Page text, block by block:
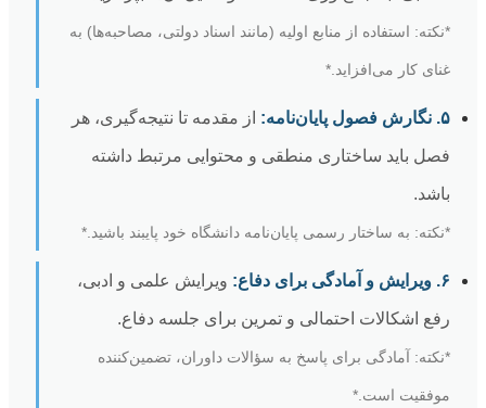
*نکته: استفاده از منابع اولیه (مانند اسناد دولتی، مصاحبه‌ها) به
غنای کار می‌افزاید.*
۵. نگارش فصول پایان‌نامه: از مقدمه تا نتیجه‌گیری، هر
فصل باید ساختاری منطقی و محتوایی مرتبط داشته
باشد.
*نکته: به ساختار رسمی پایان‌نامه دانشگاه خود پایبند باشید.*
۶. ویرایش و آمادگی برای دفاع: ویرایش علمی و ادبی،
رفع اشکالات احتمالی و تمرین برای جلسه دفاع.
*نکته: آمادگی برای پاسخ به سؤالات داوران، تضمین‌کننده
موفقیت است.*